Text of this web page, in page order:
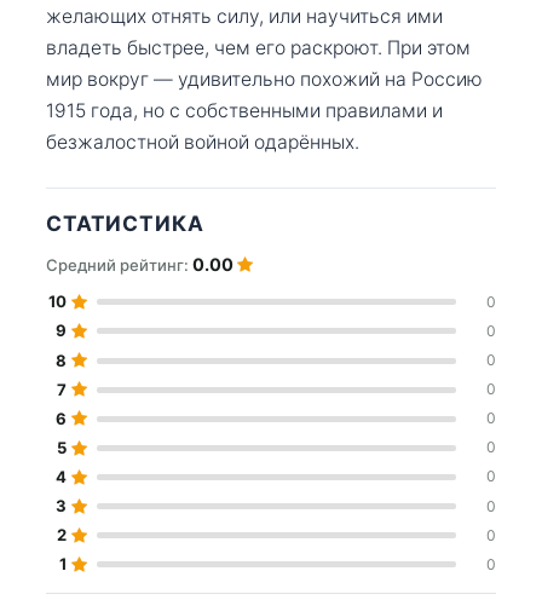
желающих отнять силу, или научиться ими
владеть быстрее, чем его раскроют. При этом
мир вокруг — удивительно похожий на Россию
1915 года, но с собственными правилами и
безжалостной войной одарённых.
СТАТИСТИКА
Средний рейтинг: 0.00
10 0
9 0
8 0
7 0
6 0
5 0
4 0
3 0
2 0
1 0